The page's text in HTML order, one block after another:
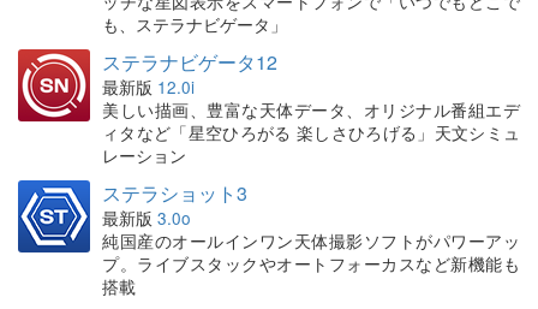
も、ステラナビゲータ」
ステラナビゲータ12
最新版 12.0i
美しい描画、豊富な天体データ、オリジナル番組エデ
ィタなど「星空ひろがる 楽しさひろげる」天文シミュ
レーション
ステラショット3
最新版 3.0o
純国産のオールインワン天体撮影ソフトがパワーアッ
プ。ライブスタックやオートフォーカスなど新機能も
搭載